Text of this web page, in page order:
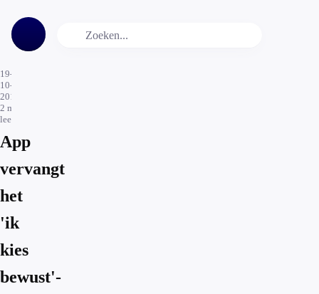
19-
10-
2016
2 min.
leestijd
App
vervangt
het
'ik
kies
bewust'-